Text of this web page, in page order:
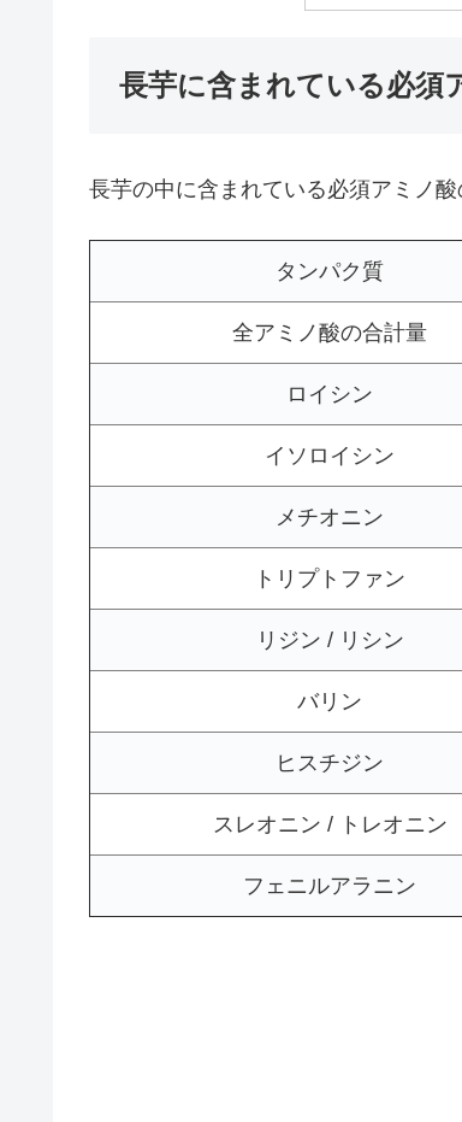
長芋に含まれている必須
長芋の中に含まれている必須アミノ酸
タンパク質
全アミノ酸の合計量
ロイシン
イソロイシン
メチオニン
トリプトファン
リジン / リシン
バリン
ヒスチジン
スレオニン / トレオニン
フェニルアラニン